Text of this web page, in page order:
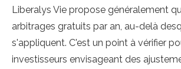
Liberalys Vie propose généralement
arbitrages gratuits par an, au-delà
s'appliquent. C'est un point à vérifier
investisseurs envisageant des